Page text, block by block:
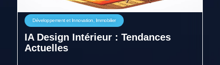
Développement et Innovation, Immobilier
IA Design Intérieur : Tendances
Actuelles